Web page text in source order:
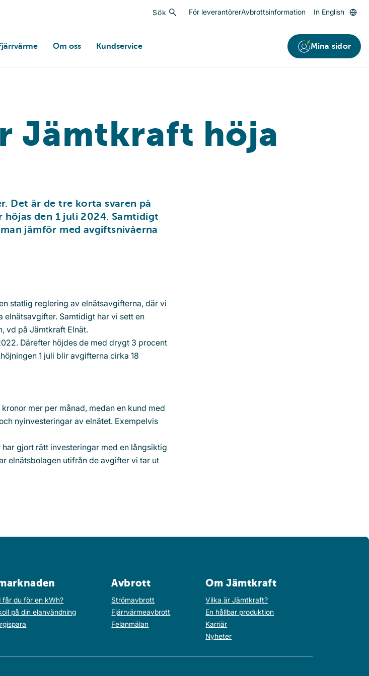
SökSök För leverantörerAvbrottsinformation In English
Om oss Kundservice Mina sidor
Jämtkraft höja
Det är de tre korta svaren på
den 1 juli 2024. Samtidigt
jämför med avgiftsnivåerna
statlig reglering av elnätsavgifterna, där vi
Samtidigt har vi sett en
vd på Jämtkraft Elnät.
Därefter höjdes de med drygt 3 procent
1 juli blir avgifterna cirka 18
mer per månad, medan en kund med
nyinvesteringar av elnätet. Exempelvis
gjort rätt investeringar med en långsiktig
elnätsbolagen utifrån de avgifter vi tar ut
får du för en kWh?
på din elanvändning
Avbrott
Strömavbrott
Fjärrvärmeavbrott
Felanmälan
Om Jämtkraft
Vilka är Jämtkraft?
En hållbar produktion
Karriär
Nyheter